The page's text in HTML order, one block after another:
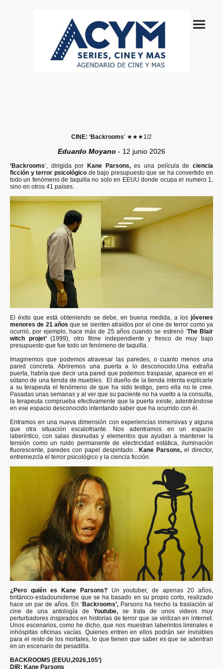
CINE: ‘Backrooms’ ★★★1/2
Eduardo Moyano - 12 junio 2026
‘Backrooms’, dirigida por Kane Parsons,es una película deciencia
ficción y terror psicológicode bajo presupuesto que se ha convertido en
todo un fenómeno de taquilla no solo en EEUU donde ocupa el numero 1,
sino en otros 41 países.
El éxito que está obteniendo se debe, en buena medida, a los jóvenes
menores de 21 años que se sienten atraídos por el cine de terror como ya
ocurrió, por ejemplo, hace más de 25 años cuando se estrenó ‘The Blair
witch projet’(1999), otro filme independiente y fresco de muy bajo
presupuesto que fue todo un fenómeno de taquilla.
Imaginemos que podemos atravesar las paredes, o cuanto menos una
pared concreta. Abriremos una puerta a lo desconocido.Una extraña
puerta, habría que decir una pared que podemos traspasar, aparece en el
sótano de una tienda de muebles. El dueño de la tienda intenta explicarle
a su terapeuta el fenómeno de que ha sido testigo, pero ella no le cree.
Pasadas unas semanas y al ver que su paciente no ha vuelto a la consulta,
la terapeuta comprueba efectivamente que la puerta existe, adentrándose
en ese espacio desconocido intentando saber que ha ocurrido con él.
Entramos en una nueva dimensión con experiencias inmersivas y alguna
que otra situación escalofriante. Nos adentramos en un espacio
laberíntico, con salas desnudas y elementos que ayudan a mantener la
tensión como un ruido permanente de electricidad estática, iluminación
fluorescente, paredes con papel despintado… Kane Parsons, el director,
entremezcla el terror psicológico y la ciencia ficción.
¿Pero quién es Kane Parsons?
Un youtuber, de apenas 20 años,
británico-estadounidense que se ha basado en su propio corto, realizado
hace un par de años. En ‘Backrooms’, Parsons ha hecho la traslación al
cine de una antología de Youtube, se trata de unos videos muy
perturbadores inspirados en historias de terror que se virilizan en internet.
Unos escenarios, como he dicho, que nos muestran laberintos liminales e
inhóspitas oficinas vacías. Quienes entren en ellos podrán ser invisibles
para el resto de los mortales, lo que tienen que saber es que se adentran
en un escenario de pesadilla.
BACKROOMS (EEUU,2026,105’)
DIR: Kane Parsons